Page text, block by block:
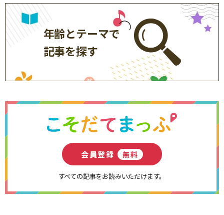
年齢とテーマで
記事を探す
会員登録 無料
すべての記事をお読みいただけます。